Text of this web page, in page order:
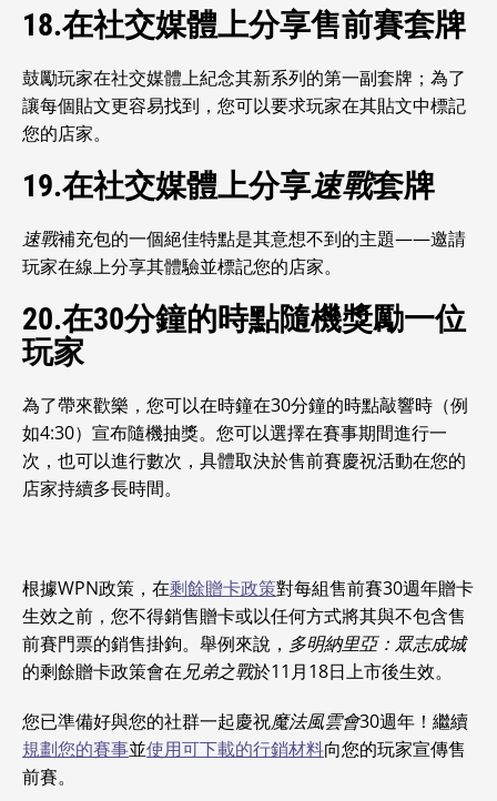
18.在社交媒體上分享售前賽套牌
鼓勵玩家在社交媒體上紀念其新系列的第一副套牌；為了
讓每個貼文更容易找到，您可以要求玩家在其貼文中標記
您的店家。
19.在社交媒體上分享速戰套牌
速戰補充包的一個絕佳特點是其意想不到的主題——邀請
玩家在線上分享其體驗並標記您的店家。
20.在30分鐘的時點隨機獎勵一位
玩家
為了帶來歡樂，您可以在時鐘在30分鐘的時點敲響時（例
如4:30）宣布隨機抽獎。您可以選擇在賽事期間進行一
次，也可以進行數次，具體取決於售前賽慶祝活動在您的
店家持續多長時間。
根據WPN政策，在剩餘贈卡政策對每組售前賽30週年贈卡
生效之前，您不得銷售贈卡或以任何方式將其與不包含售
前賽門票的銷售掛鉤。舉例來說， 多明納里亞：眾志成城
的剩餘贈卡政策會在兄弟之戰於11月18日上市後生效。
您已準備好與您的社群一起慶祝魔法風雲會30週年！繼續
規劃您的賽事並使用可下載的行銷材料向您的玩家宣傳售
前賽。